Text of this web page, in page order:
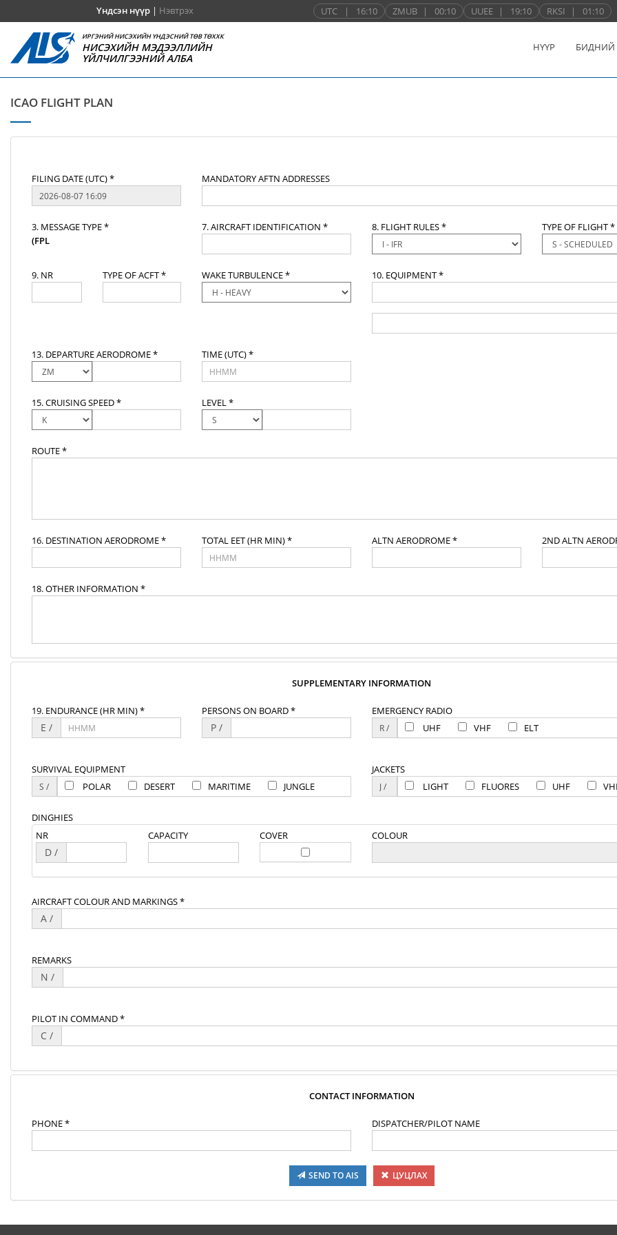
Үндсэн нүүр| Нэвтрэх UTC | 16:10 ZMUB | 00:10 UUEE | 19:10 RKSI | 01:10
ИРГЭНИЙ НИСЭХИЙН ҮНДЭСНИЙ ТӨВ ТӨХХК
НИСЭХИЙН МЭДЭЭЛЛИЙН
ҮЙЛЧИЛГЭЭНИЙ АЛБА
НҮҮР БИДНИЙ
ICAO FLIGHT PLAN
FILING DATE (UTC) * MANDATORY AFTN ADDRESSES
3. MESSAGE TYPE *
(FPL
7. AIRCRAFT IDENTIFICATION * 8. FLIGHT RULES * TYPE OF FLIGHT *
9. NR TYPE OF ACFT * WAKE TURBULENCE * 10. EQUIPMENT *
13. DEPARTURE AERODROME * TIME (UTC) *
15. CRUISING SPEED * LEVEL *
ROUTE *
16. DESTINATION AERODROME * TOTAL EET (HR MIN) * ALTN AERODROME * 2ND ALTN
18. OTHER INFORMATION *
SUPPLEMENTARY INFORMATION
19. ENDURANCE (HR MIN) *
E /
PERSONS ON BOARD *
P /
EMERGENCY RADIO
UHF
VHF ELT
SURVIVAL EQUIPMENT
POLAR
DESERT MARITIME JUNGLE
JACKETS
LIGHT
FLUORES UHF
DINGHIES
NR
D /
CAPACITY COVER COLOUR
AIRCRAFT COLOUR AND MARKINGS *
A /
REMARKS
N /
PILOT IN COMMAND *
C /
CONTACT INFORMATION
PHONE * DISPATCHER/PILOT NAME
SEND TO AIS ЦУЦЛАХ